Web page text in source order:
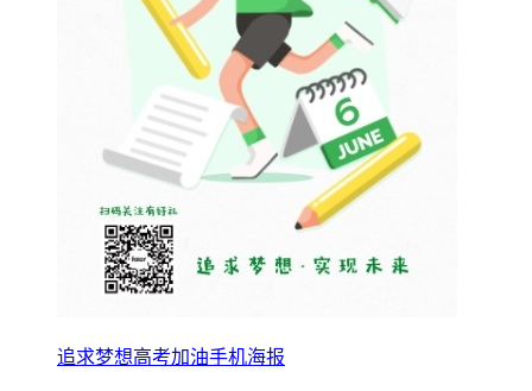
追求梦想高考加油手机海报